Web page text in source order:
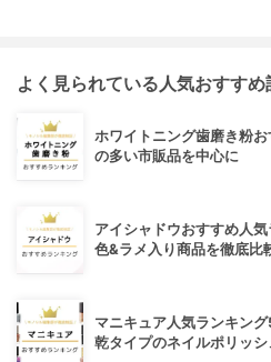
よく見られている人気おすすめ
ホワイトニング歯磨き粉
の多い市販品を中心に
アイシャドウおすすめ人
色&ラメ入り商品を徹底比
マニキュア人気ランキン
乾タイプのネイルポリッシ